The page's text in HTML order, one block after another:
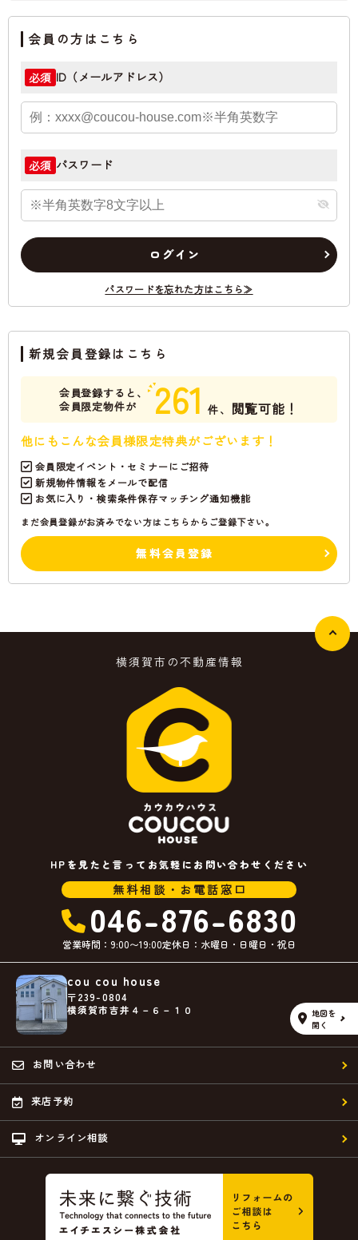
会員の方はこちら
必須 ID（メールアドレス）
必須 パスワード
ログイン
パスワードを忘れた方はこちら≫
新規会員登録はこちら
会員登録すると、
会員限定物件が
261 件、 閲覧可能！
他にもこんな会員様限定特典がございます！
会員限定イベント・セミナーにご招待
新規物件情報をメールで配信
お気に入り・検索条件保存マッチング通知機能
まだ会員登録がお済みでない方はこちらからご登録下さい。
無料会員登録
横須賀市の不動産情報
HPを見たと言ってお気軽にお問い合わせください
無料相談・お電話窓口
046-876-6830
営業時間：9:00〜19:00定休日：水曜日・日曜日・祝日
cou cou house
〒239-0804
横須賀市吉井４－６－１０
地図を
開く
お問い合わせ
来店予約
オンライン相談